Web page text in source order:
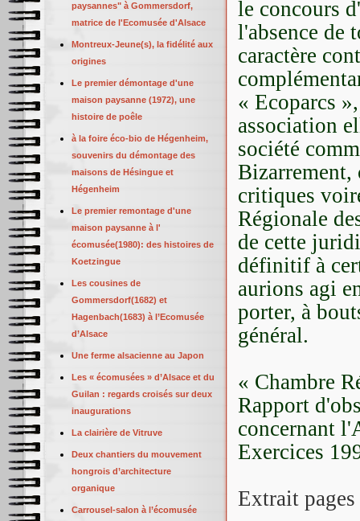
le concours
l'absence de
caractère
« Ecoparcs
association
société
Bizarrement,
critiques
Régionale
de cette
définitif à
aurions agi
porter, à
général.
« Chambre
Rapport
concernant
Exercices
Extrait
paysannes" à Gommersdorf,
matrice de l'Ecomusée d'Alsace
Montreux-Jeune(s), la fidélité aux
origines
Le premier démontage d'une
maison paysanne (1972), une
histoire de poêle
à la foire éco-bio de Hégenheim,
souvenirs du démontage des
maisons de Hésingue et
Hégenheim
Le premier remontage d'une
maison paysanne à l'
écomusée(1980): des histoires de
Koetzingue
Les cousines de
Gommersdorf(1682) et
Hagenbach(1683) à l’Ecomusée
d’Alsace
Une ferme alsacienne au Japon
Les « écomusées » d’Alsace et du
Guilan : regards croisés sur deux
inaugurations
La clairière de Vitruve
Deux chantiers du mouvement
hongrois d’architecture
organique
Carrousel-salon à l’écomusée